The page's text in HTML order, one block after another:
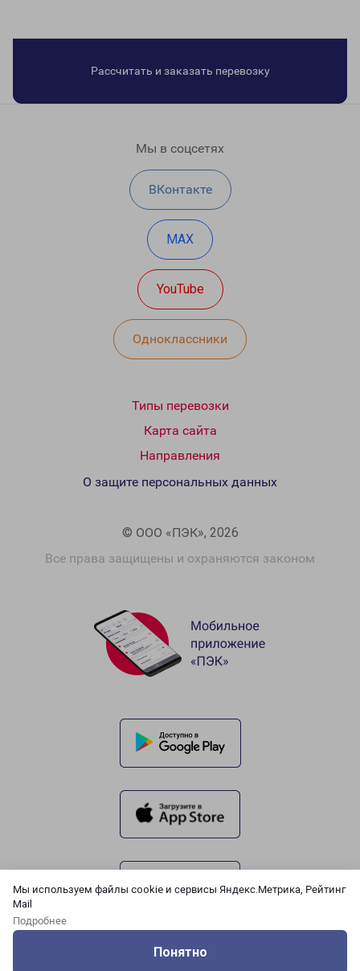
Мы используем файлы cookie и сервисы Яндекс.Метрика, Рейтинг
Mail
Подробнее
Понятно
Рассчитать и заказать перевозку
Мы в соцсетях
ВКонтакте
MAX
YouTube
Одноклассники
Типы перевозки
Карта сайта
Направления
© ООО «ПЭК», 2026
Все права защищены и охраняются законом
О защите персональных данных